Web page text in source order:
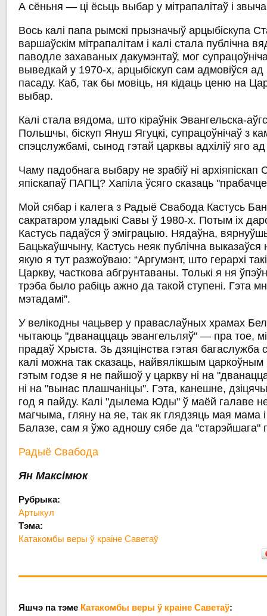
А сёньня — ці ёсьць выбар у мітрапалітаў і
Вось калі папа рымскі прызначыў арцыбіскупа
варшаўскім мітрапалітам і калі стала публічна
паводле захаваных дакумэнтаў, мог
выведкай у 1970-х, арцыбіскуп сам адмовіўся ад
пасаду. Каб, так бы мовіць, ня кідаць ценю на
выбар.
Калі стала вядома, што кіраўнік Эвангельска-
Польшчы, біскуп Януш Ягуцкі, супрацоўнічаў з
спэцслужбамі, сынод гэтай царквы адхіліў яго
Чаму падобнага выбару не зрабіў ні архіяпіскап
япіскапаў ПАПЦ? Хапіла ўсяго сказаць
Мой сябар і калега з Радыё Свабода Кастусь
сакратаром уладыкі Савы ў 1980-х. Потым іх
Кастусь падаўся ў эміграцыю. Нядаўна,
Бацькаўшчыну, Кастусь неяк публічна выказаўся
якую я тут разжоўваю: “Аргумэнт, што герархі
Царкву, часткова абгрунтаваны. Толькі я ня
трэба было рабіць ажно да такой ступені. Гэта
мэтадамі”.
У велікодны чацьвер у праваслаўных храмах
чытаюць "дванаццаць эвангельляў" — пра тое,
прадаў Хрыста. Зь дзяцінства гэтая багаслужба
калі можна так сказаць, найвялікшым
гэтым годзе я не пайшоў у царкву ні на
ні на "вынас плашчаніцы". Гэта, канешне,
год я пайду. Калі "дылема Юды" ў маёй галаве
магчыма, гляну на яе, так як глядзяць мая мама
Балазе, сам я ўжо адношу сябе да "старэйшага"
Радыё Свабода
Ян Максімюк
Рубрыка:
Артыкул
Тэма:
Катакомбы веры ў краіне Саветаў
Яшчэ па тэме Катакомбы веры ў краіне Саветаў: